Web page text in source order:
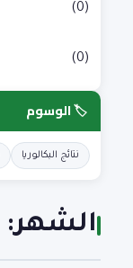
الشهر:
(0)
(0)
🏷️ الوسوم
نتائج البكالوريا